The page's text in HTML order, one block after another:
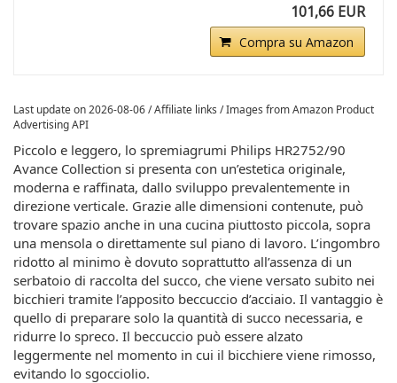
101,66 EUR
Compra su Amazon
Last update on 2026-08-06 / Affiliate links / Images from Amazon Product
Advertising API
Piccolo e leggero, lo spremiagrumi Philips HR2752/90
Avance Collection si presenta con un’estetica originale,
moderna e raffinata, dallo sviluppo prevalentemente in
direzione verticale. Grazie alle dimensioni contenute, può
trovare spazio anche in una cucina piuttosto piccola, sopra
una mensola o direttamente sul piano di lavoro. L’ingombro
ridotto al minimo è dovuto soprattutto all’assenza di un
serbatoio di raccolta del succo, che viene versato subito nei
bicchieri tramite l’apposito beccuccio d’acciaio. Il vantaggio è
quello di preparare solo la quantità di succo necessaria, e
ridurre lo spreco. Il beccuccio può essere alzato
leggermente nel momento in cui il bicchiere viene rimosso,
evitando lo sgocciolio.